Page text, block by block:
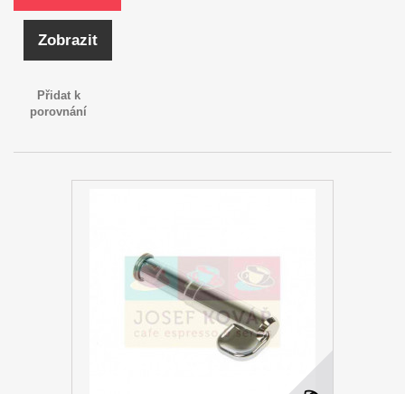
Zobrazit
Přidat k
porovnání